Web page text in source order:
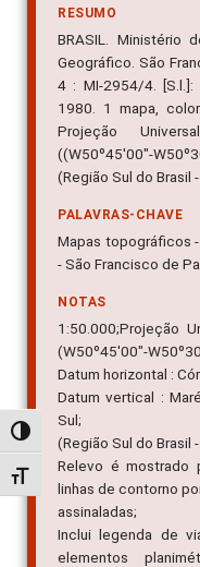
Alternar alto contraste
Alternar tamanho da fonte
RESUMO
BRASIL. Ministério
Geográfico. São
4 : MI-2954/4. [S.l.]:
1980. 1 mapa,
Projeção
((W50º45'00"-
(Região Sul do Brasil
PALAVRAS-CHAVE
Mapas topográficos
- São Francisco de
NOTAS
1:50.000;Projeção
(W50º45'00"-
Datum horizontal :
Datum vertical :
Sul;
(Região Sul do Brasil
Relevo é mostrado
linhas de contorno
assinaladas;
Inclui legenda de
elementos